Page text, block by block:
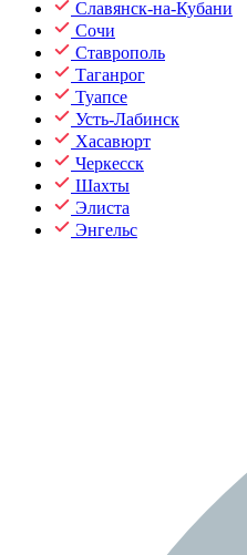
Славянск-на-Кубани
Сочи
Ставрополь
Таганрог
Туапсе
Усть-Лабинск
Хасавюрт
Черкесск
Шахты
Элиста
Энгельс